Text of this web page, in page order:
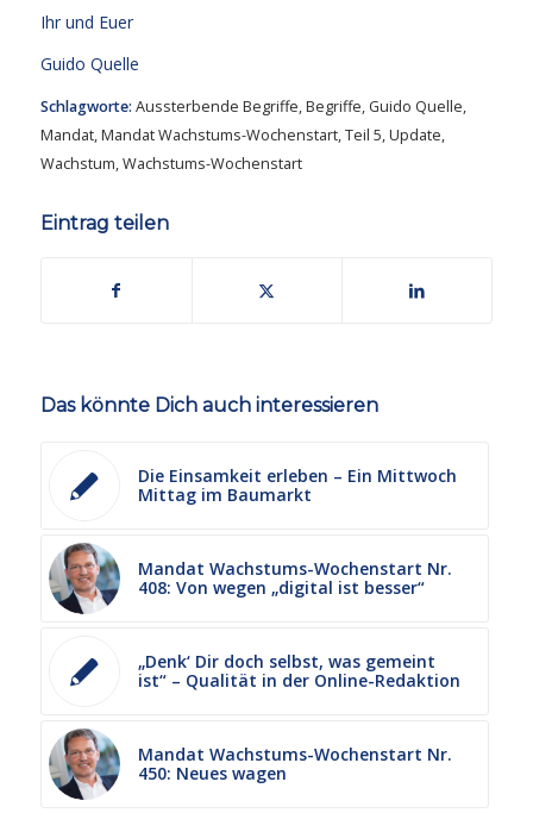
Ihr und Euer
Guido Quelle
Schlagworte: Aussterbende Begriffe,Begriffe, Guido Quelle,
Mandat,Mandat Wachstums-Wochenstart,Teil 5,Update,
Wachstum,Wachstums-Wochenstart
Eintrag teilen
Das könnte Dich auch interessieren
Die Einsamkeit erleben – Ein Mittwoch
Mittag im Baumarkt
Mandat Wachstums-Wochenstart Nr.
408: Von wegen „digital ist besser“
„Denk‘ Dir doch selbst, was gemeint
ist“ – Qualität in der Online-Redaktion
Mandat Wachstums-Wochenstart Nr.
450: Neues wagen